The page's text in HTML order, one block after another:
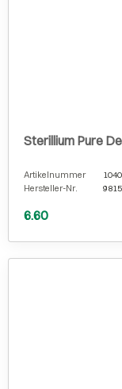
Sterillium Pure
Artikelnummer
Hersteller-Nr.
6.60